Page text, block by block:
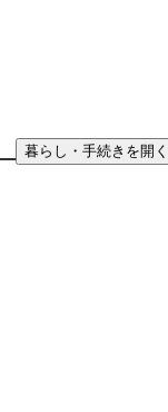
暮らし・手続きを開く